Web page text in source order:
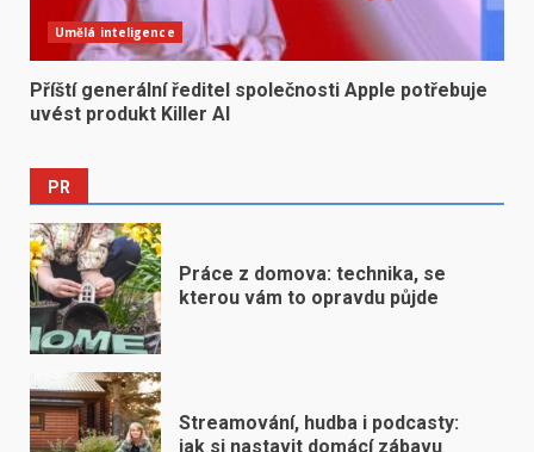
Umělá inteligence
Příští generální ředitel společnosti Apple potřebuje
uvést produkt Killer AI
PR
Práce z domova: technika, se
kterou vám to opravdu půjde
Streamování, hudba i podcasty:
jak si nastavit domácí zábavu